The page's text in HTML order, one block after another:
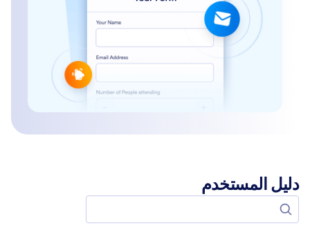
دليل المستخدم
ابحث عن الأدلة